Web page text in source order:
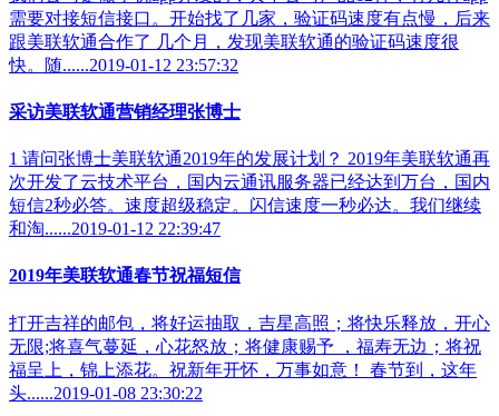
需要对接短信接口。开始找了几家，验证码速度有点慢，后来
跟美联软通合作了 几个月，发现美联软通的验证码速度很
快。随......2019-01-12 23:57:32
采访美联软通营销经理张博士
1 请问张博士美联软通2019年的发展计划？ 2019年美联软通再
次开发了云技术平台，国内云通讯服务器已经达到万台，国内
短信2秒必答。速度超级稳定。闪信速度一秒必达。我们继续
和淘......2019-01-12 22:39:47
2019年美联软通春节祝福短信
打开吉祥的邮包，将好运抽取，吉星高照；将快乐释放，开心
无限;将喜气蔓延，心花怒放；将健康赐予 ，福寿无边；将祝
福呈上，锦上添花。祝新年开怀，万事如意！ 春节到，这年
头......2019-01-08 23:30:22